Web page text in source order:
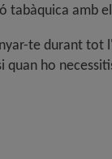
amb
te durant tot
ho